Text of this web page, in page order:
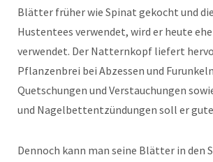
Blätter früher wie Spinat gekocht und
Hustentees verwendet, wird er heute
verwendet. Der Natternkopf liefert
Pflanzenbrei bei Abzessen und
Quetschungen und Verstauchungen
und Nagelbettentzündungen soll er
Dennoch kann man seine Blätter in den